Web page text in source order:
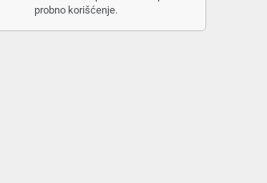
probno korišćenje.